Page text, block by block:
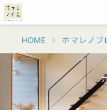
HOME ホマレノブ